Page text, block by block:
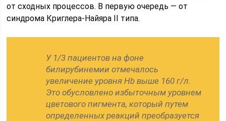
от сходных процессов. В первую очередь — от
синдрома Криглера-Найяра II типа.
У 1/3 пациентов на фоне
билирубинемии отмечалось
увеличение уровня Hb выше 160 г/л.
Это обусловлено избыточным уровнем
цветового пигмента, который путем
определенных реакций преобразуется